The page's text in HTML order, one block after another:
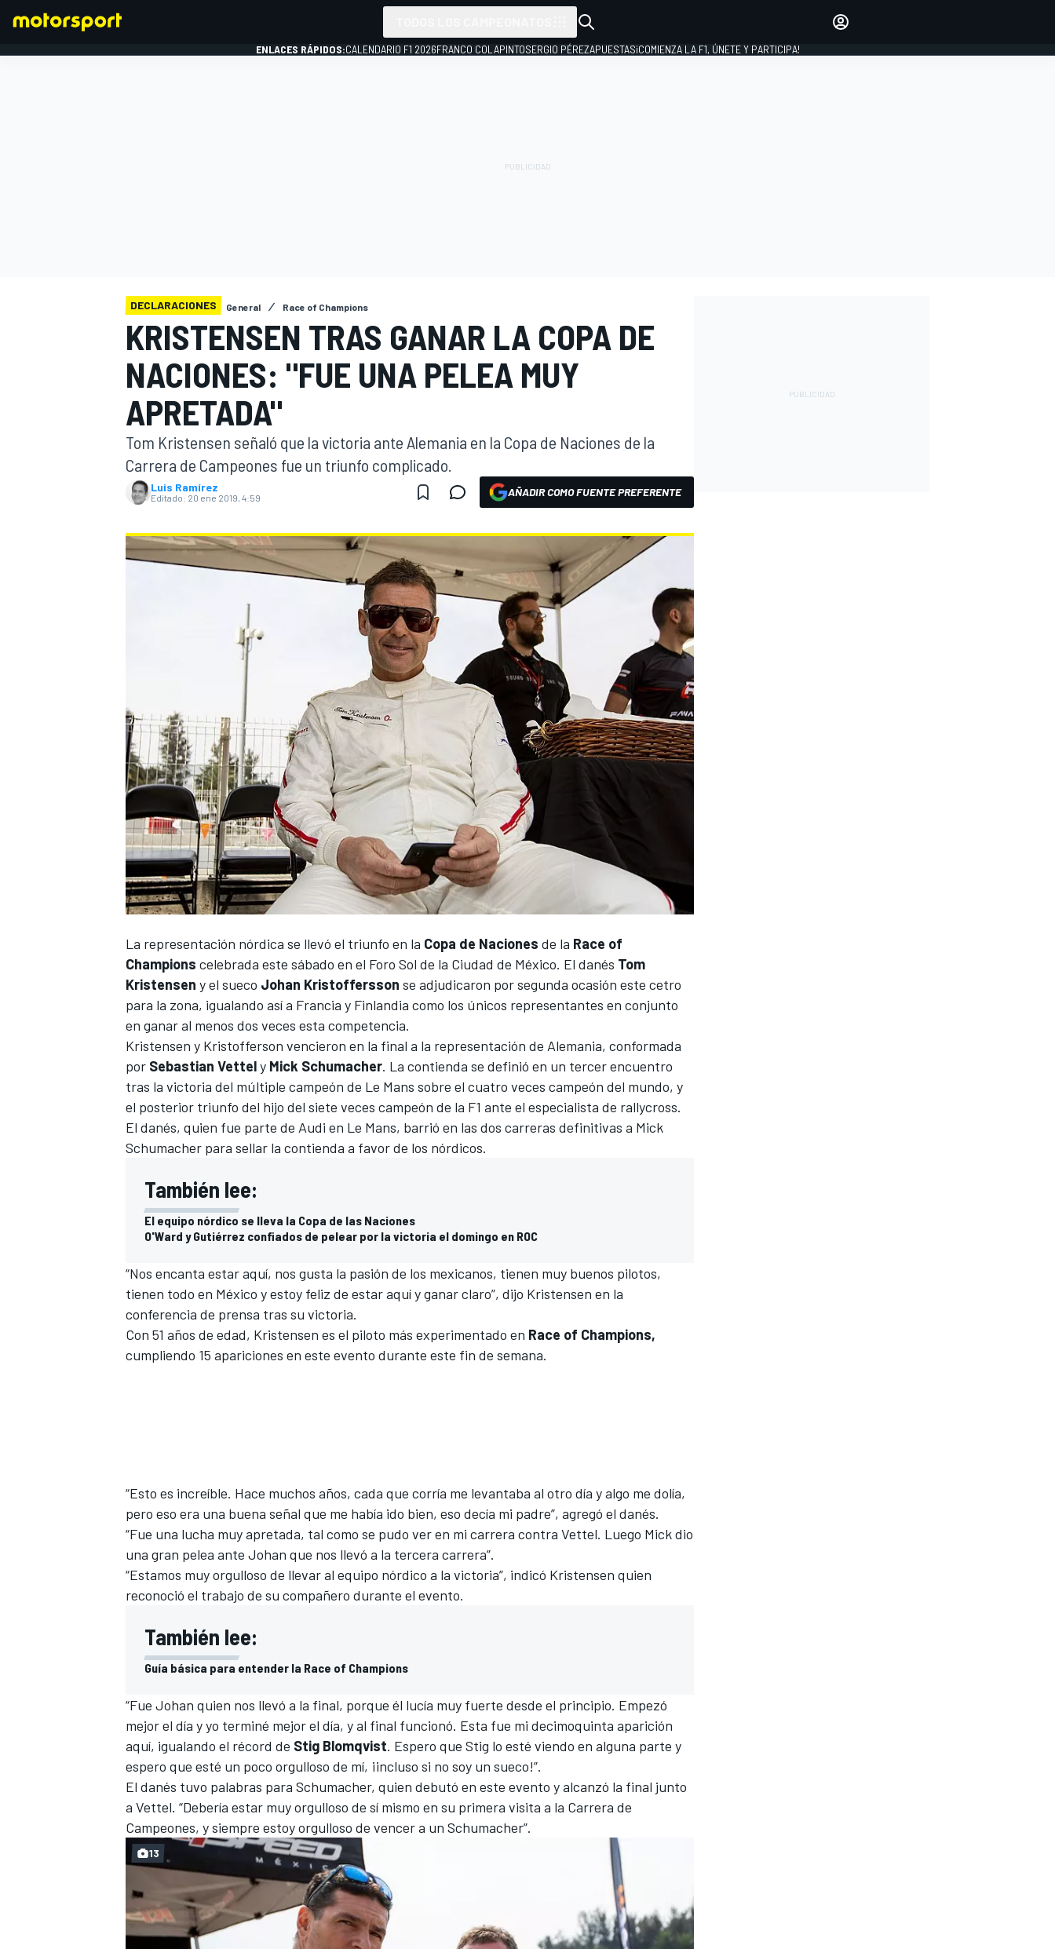
INDYCAR
NASCAR CUP
FÓRMULA E
WRC
INICIAR SESIÓN
ENLACES RÁPIDOS:CALENDARIO F1 2026FRANCO COLAPINTOSERGIO PÉREZAPUESTAS¡COMIENZA LA F1, ÚNETE Y PARTICIPA!
DECLARACIONES General Race of Champions
KRISTENSEN TRAS GANAR LA COPA DE
NACIONES: "FUE UNA PELEA MUY
APRETADA"
Tom Kristensen señaló que la victoria ante Alemania en la Copa de Naciones de la
Carrera de Campeones fue un triunfo complicado.
Luis Ramírez
Editado: 20 ene 2019, 4:59 AÑADIR COMO FUENTE PREFERENTE
La representación nórdica se llevó el triunfo en la Copa de Naciones de la Race of
Champions celebrada este sábado en el Foro Sol de la Ciudad de México. El danés Tom
Kristensen y el sueco Johan Kristoffersson se adjudicaron por segunda ocasión este cetro
para la zona, igualando así a Francia y Finlandia como los únicos representantes en conjunto
en ganar al menos dos veces esta competencia.
Kristensen y Kristofferson vencieron en la final a la representación de Alemania, conformada
por Sebastian Vettely Mick Schumacher. La contienda se definió en un tercer encuentro
tras la victoria del múltiple campeón de Le Mans sobre el cuatro veces campeón del mundo, y
el posterior triunfo del hijo del siete veces campeón de la F1 ante el especialista de rallycross.
El danés, quien fue parte de Audi en Le Mans, barrió en las dos carreras definitivas a Mick
Schumacher para sellar la contienda a favor de los nórdicos.
También lee:
El equipo nórdico se lleva la Copa de las Naciones
O'Ward y Gutiérrez confiados de pelear por la victoria el domingo en ROC
“Nos encanta estar aquí, nos gusta la pasión de los mexicanos, tienen muy buenos pilotos,
tienen todo en México y estoy feliz de estar aquí y ganar claro”, dijo Kristensen en la
conferencia de prensa tras su victoria.
Con 51 años de edad, Kristensen es el piloto más experimentado en Race of Champions,
cumpliendo 15 apariciones en este evento durante este fin de semana.
“Esto es increíble. Hace muchos años, cada que corría me levantaba al otro día y algo me dolía,
pero eso era una buena señal que me había ido bien, eso decía mi padre”, agregó el danés.
“Fue una lucha muy apretada, tal como se pudo ver en mi carrera contra Vettel. Luego Mick dio
una gran pelea ante Johan que nos llevó a la tercera carrera”.
“Estamos muy orgulloso de llevar al equipo nórdico a la victoria”, indicó Kristensen quien
reconoció el trabajo de su compañero durante el evento.
También lee:
Guía básica para entender la Race of Champions
“Fue Johan quien nos llevó a la final, porque él lucía muy fuerte desde el principio. Empezó
mejor el día y yo terminé mejor el día, y al final funcionó. Esta fue mi decimoquinta aparición
aquí, igualando el récord de Stig Blomqvist. Espero que Stig lo esté viendo en alguna parte y
espero que esté un poco orgulloso de mí, ¡incluso si no soy un sueco!”.
El danés tuvo palabras para Schumacher, quien debutó en este evento y alcanzó la final junto
a Vettel. “Debería estar muy orgulloso de sí mismo en su primera visita a la Carrera de
Campeones, y siempre estoy orgulloso de vencer a un Schumacher”.
13